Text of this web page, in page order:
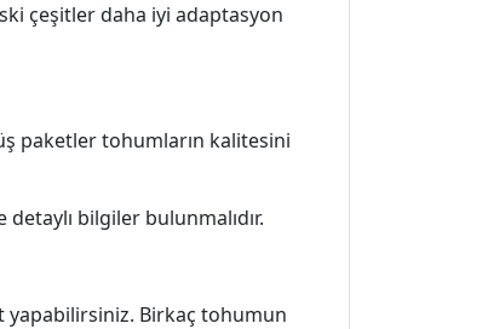
çeşitler daha iyi adaptasyon
paketler tohumların kalitesini
bilgiler bulunmalıdır.
Birkaç tohumun